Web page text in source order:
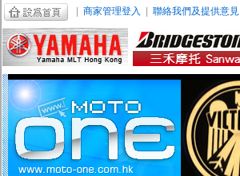
商家管理登入 聯絡我們及提供意見